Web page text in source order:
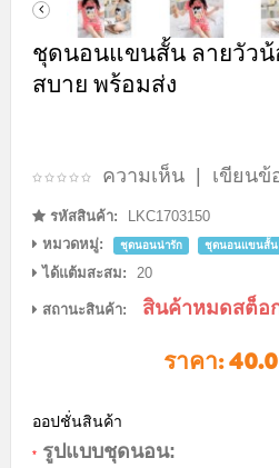
ชุดนอนแขนสั้น ลายวัวน้
สบาย พร้อมส่ง
ความเห็น | เขียนข้
รหัสสินค้า:
LKC1703150
หมวดหมู่:
ชุดนอนน่ารัก ชุดนอนแขนสั้น
ได้แต้มสะสม: 20
สถานะสินค้า: สินค้าหมดสต็อ
ราคา:
ออปชั่นสินค้า
* รูปแบบชุดนอน: